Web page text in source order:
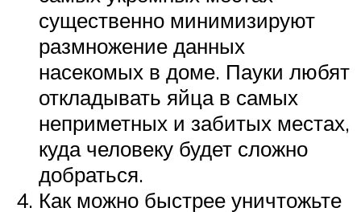
существенно минимизируют
размножение данных
насекомых в доме. Пауки любят
откладывать яйца в самых
неприметных и забитых местах,
куда человеку будет сложно
добраться.
Как можно быстрее уничтожьте